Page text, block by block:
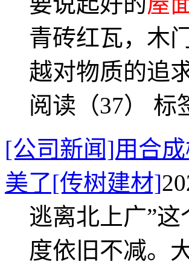
青砖红瓦，木
越对物质的追
阅读（37） 标
[公司新闻]用合
美了[传树建材]
逃离北上广”
度依旧不减。